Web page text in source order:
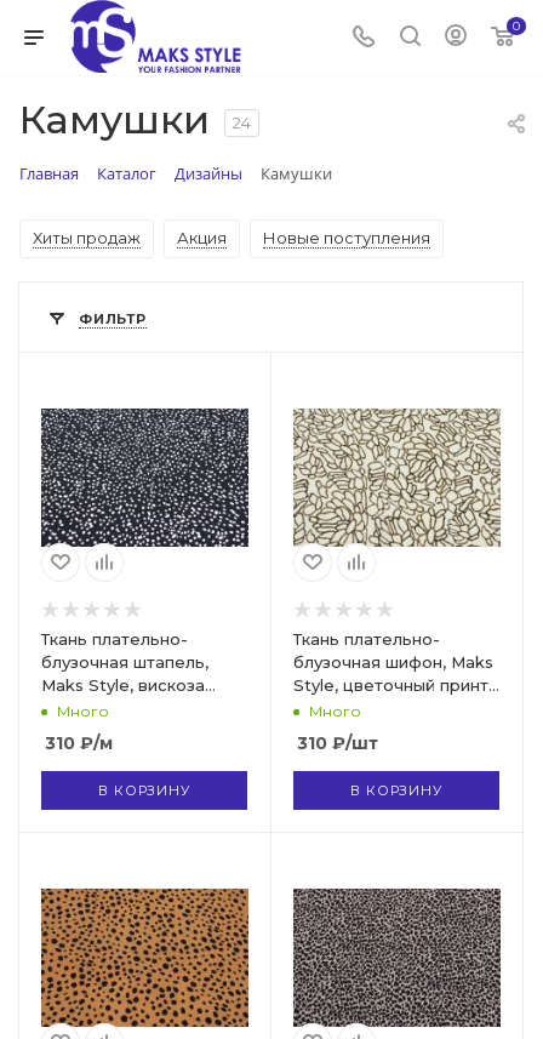
0
Камушки 24
Главная Каталог Дизайны Камушки
Хиты продаж Акция Новые поступления
ФИЛЬТР
Ткань плательно-
блузочная штапель,
Maks Style, вискоза
100%, цвет ткани
черный, белые камушки,
арт. MS- 2208 D-4 C-2
Много
310 ₽/м
В КОРЗИНУ
Ткань плательно-
блузочная шифон, Maks
Style, цветочный принт,
арт B04Z 2402
Много
310 ₽/шт
В КОРЗИНУ